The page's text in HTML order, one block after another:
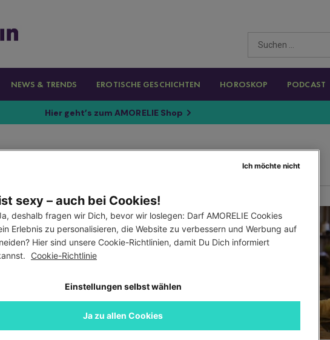
NEWS & TRENDS EROTISCHE GESCHICHTEN HOROSKOP PODCAST
Hier geht’s zum AMORELIE Shop
sexy – auch bei Cookies!
deshalb fragen wir Dich, bevor wir loslegen: Darf AMORELIE Cookies
Erlebnis zu personalisieren, die Website zu verbessern und Werbung auf
Hier sind unsere Cookie-Richtlinien, damit Du Dich informiert
Cookie-Richtlinie
Einstellungen selbst wählen
Ich möchte nicht
Ja zu allen Cookies